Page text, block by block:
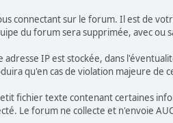
connectant sur le forum. Il est de
du forum sera supprimée, avec ou
IP est stockée, dans
qu'en cas de violation majeure de
fichier texte contenant certaines
Le forum ne collecte et n'envoie